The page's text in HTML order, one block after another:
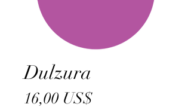
Dulzura
16,00 US$Precio